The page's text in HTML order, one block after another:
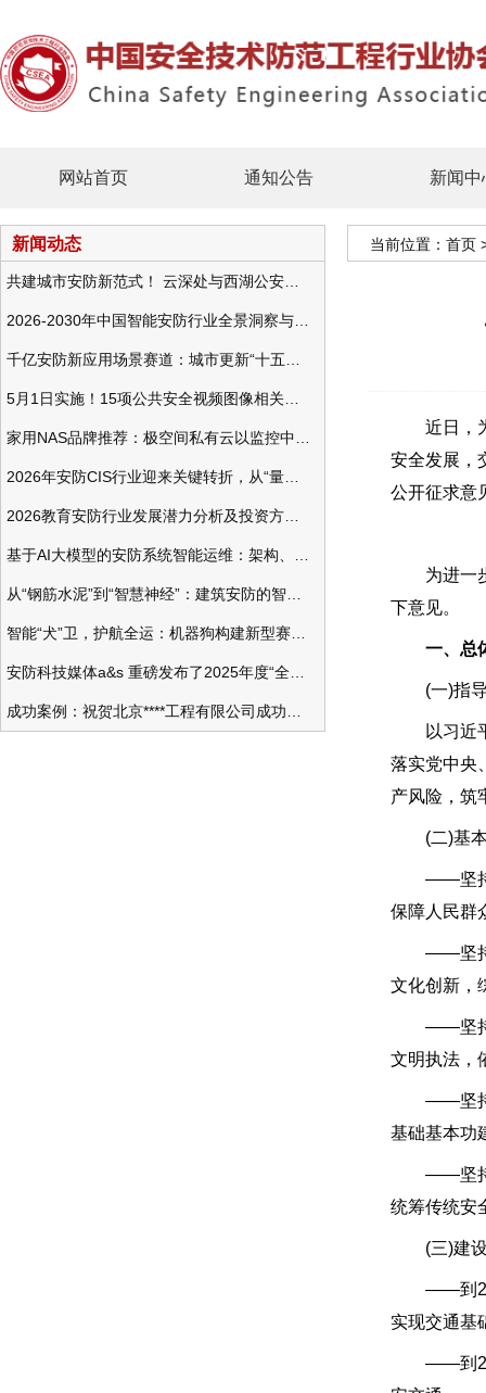
网站首页 通知公告 新闻中
新闻动态 当前位置： 首页
近日，为
安全发展，
公开征求意
为进一步
下意见。
一、总
(一)指导
以习近平
落实党中央
产风险，筑
(二)基本
——坚持人
保障人民群
——坚持改
文化创新，
——坚持依
文明执法，
——坚持问
基础基本功
——坚持系
统筹传统安
(三)建设
——到2025
实现交通基
——到2035